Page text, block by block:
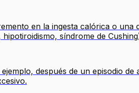
en la ingesta calórica o una
síndrome de
después de un episodio